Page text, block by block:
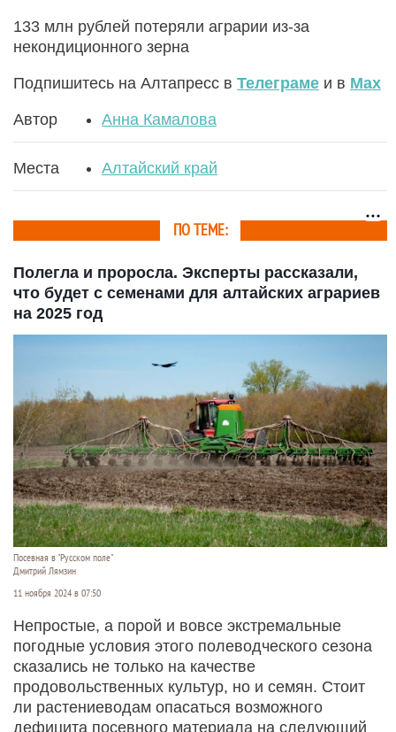
133 млн рублей потеряли аграрии из-за
некондиционного зерна
Подпишитесь на Алтапресс в Телеграме и в Max
Автор Анна Камалова
Места Алтайский край
ПО ТЕМЕ:
Полегла и проросла. Эксперты рассказали,
что будет с семенами для алтайских аграриев
на 2025 год
Посевная в "Русском поле"
Дмитрий Лямзин
11 ноября 2024 в 07:50
Непростые, а порой и вовсе экстремальные
погодные условия этого полеводческого сезона
сказались не только на качестве
продовольственных культур, но и семян. Стоит
ли растениеводам опасаться возможного
дефицита посевного материала на следующий